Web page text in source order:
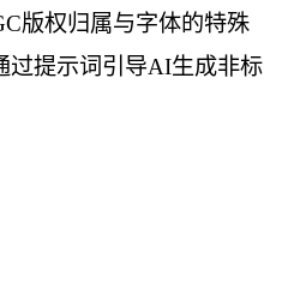
版权归属与字体的特殊
过提示词引导AI生成非标